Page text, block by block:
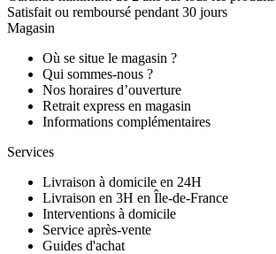
Satisfait ou remboursé pendant 30 jours
Magasin
Où se situe le magasin ?
Qui sommes-nous ?
Nos horaires d’ouverture
Retrait express en magasin
Informations complémentaires
Services
Livraison à domicile en 24H
Livraison en 3H en Île-de-France
Interventions à domicile
Service après-vente
Guides d'achat